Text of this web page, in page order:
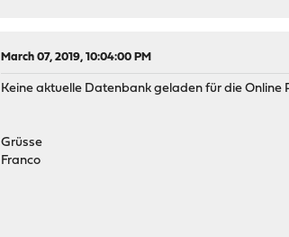
March 07, 2019, 10:04:00 PM
Keine aktuelle Datenbank geladen für die Online
Grüsse
Franco